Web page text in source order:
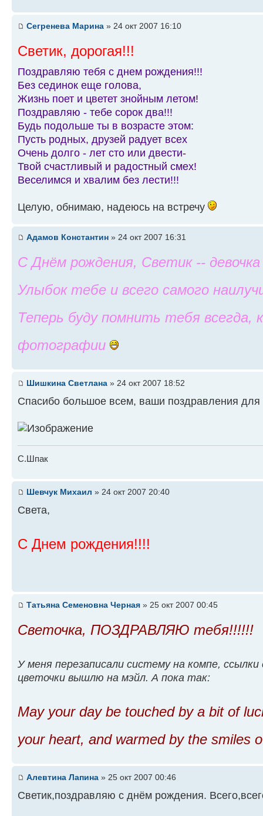
Сегренева Марина » 24 окт 2007 16:10
Светик, дорогая!!!
Поздравляю тебя с днем рождения!!!
Без сединок еще голова,
Жизнь поет и цветет знойным летом!
Поздравляю - тебе сорок два!!!
Будь подольше ты в возрасте этом:
Пусть родных, друзей радует всех
Очень долго - лет сто или двести-
Твой счастливый и радостный смех!
Веселимся и хвалим без лести!!!
Целую, обнимаю, надеюсь на встречу
Адамов Константин » 24 окт 2007 16:31
С Днём рождения, Светик -- девочка
Улыбок тебе и всего самого
Теперь буду помнить тебя всегда,
фотографии
Шишкина Светлана » 24 окт 2007 18:52
Спасибо большое всем, ваши поздравления для
С.Шпак
Шевчук Михаил » 24 окт 2007 20:40
Света,
С Днем рождения!!!!
Татьяна Семеновна Черная » 25 окт 2007 00:45
Светочка, ПОЗДРАВЛЯЮ тебя!!!!!!
У меня перезаписали систему на компе,
цветочки вышлю на мэйл. А пока так:
May your day be touched by a bit of
your heart, and warmed by the smiles
Алевтина Лапина » 25 окт 2007 00:46
Светик,поздравляю с днём рождения.